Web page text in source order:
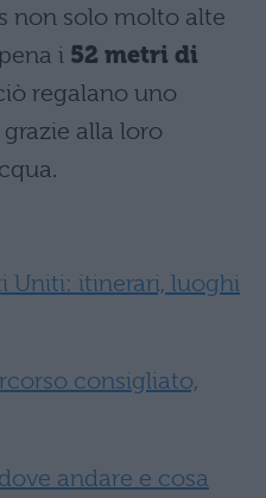
non solo molto alte
i 52 metri di
regalano uno
alla loro
Uniti: itinerari, luoghi
consigliato,
andare e cosa